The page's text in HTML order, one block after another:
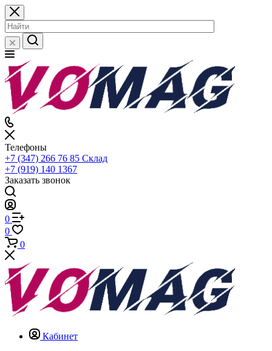
Телефоны
+7 (347) 266 76 85 Склад
+7 (919) 140 1367
Заказать звонок
0
0
0
Кабинет